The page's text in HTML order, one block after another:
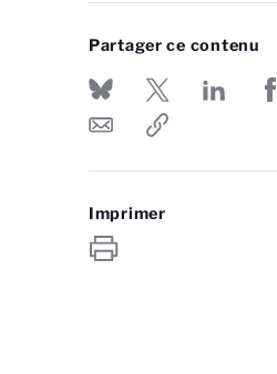
Partager ce contenu
Imprimer